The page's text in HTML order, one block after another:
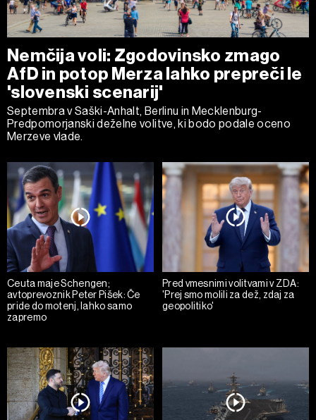
Nemčija voli: Zgodovinsko zmago
AfD in potop Merza lahko prepreči le
'slovenski scenarij'
Septembra v Saški-Anhalt, Berlinu in Mecklenburg-
Predpomorjanski deželne volitve, ki bodo podale oceno
Merzeve vlade.
Ceuta maje Schengen;
avtoprevoznik Peter Pišek: Če
pride do motenj, lahko samo
zapremo
Pred vmesnimi volitvami v ZDA:
'Prej smo molili za dež, zdaj za
geopolitiko'